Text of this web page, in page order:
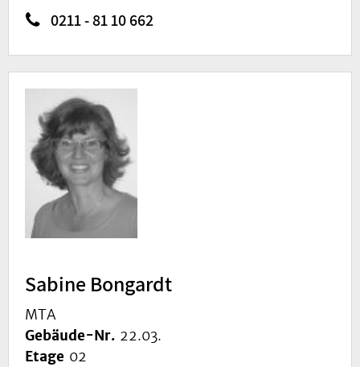
0211 - 81 10 662
Sabine Bongardt
MTA
Gebäude-Nr. 22.03.
Etage 02